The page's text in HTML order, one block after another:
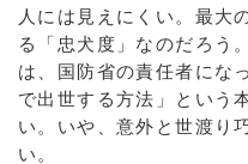
人には見えにくい。最大
る「忠犬度」なのだろう
は、国防省の責任者にな
で出世する方法」という
い。いや、意外と世渡り
い。